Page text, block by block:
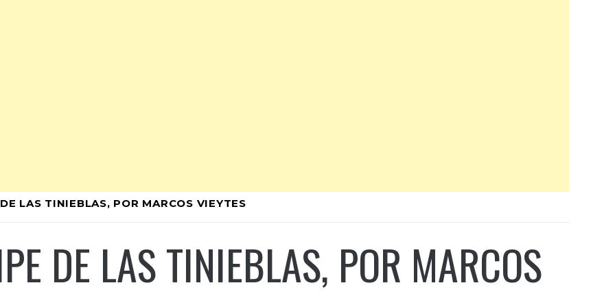
LAS TINIEBLAS, POR MARCOS VIEYTES
DE LAS TINIEBLAS, POR MARCOS